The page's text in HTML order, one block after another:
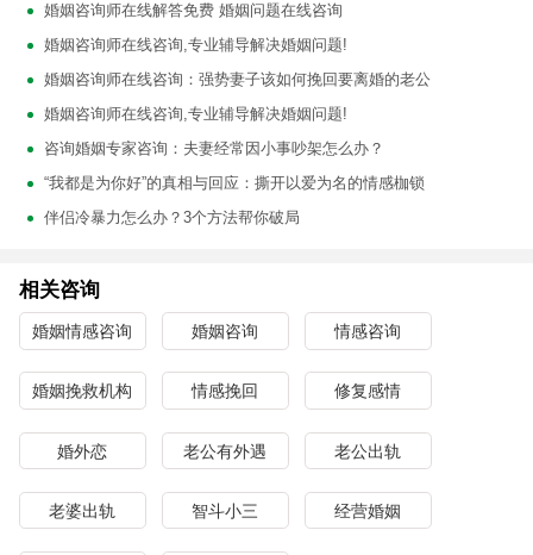
婚姻咨询师在线解答免费 婚姻问题在线咨询
婚姻咨询师在线咨询,专业辅导解决婚姻问题!
婚姻咨询师在线咨询：强势妻子该如何挽回要离婚的老公
婚姻咨询师在线咨询,专业辅导解决婚姻问题!
咨询婚姻专家咨询：夫妻经常因小事吵架怎么办？
“我都是为你好”的真相与回应：撕开以爱为名的情感枷锁
伴侣冷暴力怎么办？3个方法帮你破局
相关咨询
婚姻情感咨询 婚姻咨询 情感咨询
婚姻挽救机构 情感挽回 修复感情
婚外恋 老公有外遇 老公出轨
老婆出轨 智斗小三 经营婚姻